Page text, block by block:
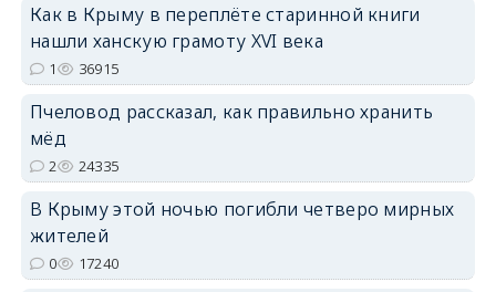
Как в Крыму в переплёте старинной книги
нашли ханскую грамоту XVI века
1 36915
Пчеловод рассказал, как правильно хранить
мёд
2 24335
В Крыму этой ночью погибли четверо мирных
жителей
0 17240